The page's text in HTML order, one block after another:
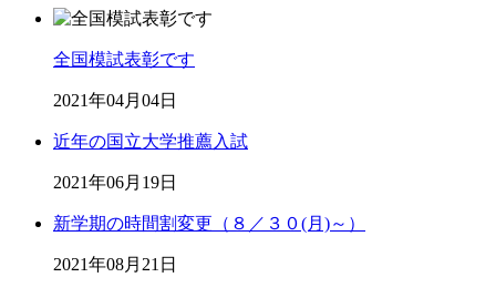
全国模試表彰です
2021年04月04日
近年の国立大学推薦入試
2021年06月19日
新学期の時間割変更（８／３０(月)～）
2021年08月21日